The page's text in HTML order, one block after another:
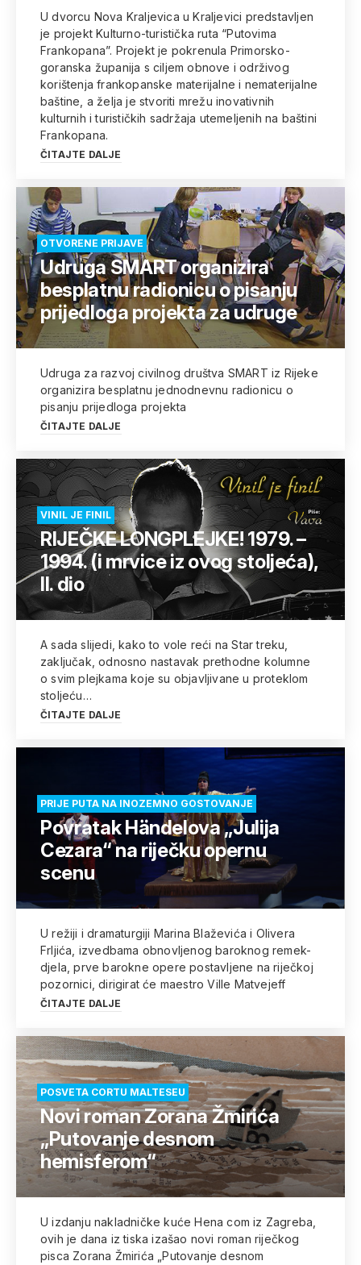
U dvorcu Nova Kraljevica u Kraljevici predstavljen
je projekt Kulturno-turistička ruta “Putovima
Frankopana”. Projekt je pokrenula Primorsko-
goranska županija s ciljem obnove i održivog
korištenja frankopanske materijalne i nematerijalne
baštine, a želja je stvoriti mrežu inovativnih
kulturnih i turističkih sadržaja utemeljenih na baštini
Frankopana.
ČITAJTE DALJE
OTVORENE PRIJAVE
Udruga SMART organizira
besplatnu radionicu o pisanju
prijedloga projekta za udruge
Udruga za razvoj civilnog društva SMART iz Rijeke
organizira besplatnu jednodnevnu radionicu o
pisanju prijedloga projekta
ČITAJTE DALJE
VINIL JE FINIL
RIJEČKE LONGPLEJKE! 1979. –
1994. (i mrvice iz ovog stoljeća),
II. dio
A sada slijedi, kako to vole reći na Star treku,
zaključak, odnosno nastavak prethodne kolumne
o svim plejkama koje su objavljivane u proteklom
stoljeću…
ČITAJTE DALJE
PRIJE PUTA NA INOZEMNO GOSTOVANJE
Povratak Händelova „Julija
Cezara“ na riječku opernu
scenu
U režiji i dramaturgiji Marina Blaževića i Olivera
Frljića, izvedbama obnovljenog baroknog remek-
djela, prve barokne opere postavljene na riječkoj
pozornici, dirigirat će maestro Ville Matvejeff
ČITAJTE DALJE
POSVETA CORTU MALTESEU
Novi roman Zorana Žmirića
„Putovanje desnom
hemisferom“
U izdanju nakladničke kuće Hena com iz Zagreba,
ovih je dana iz tiska izašao novi roman riječkog
pisca Zorana Žmirića „Putovanje desnom